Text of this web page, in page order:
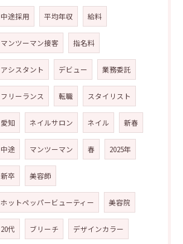
中途採用 平均年収 給料
マンツーマン接客 指名料
アシスタント デビュー 業務委託
フリーランス 転職 スタイリスト
愛知 ネイルサロン ネイル 新春
中途 マンツーマン 春 2025年
新卒 美容師
ホットペッパービューティー 美容院
20代 ブリーチ デザインカラー